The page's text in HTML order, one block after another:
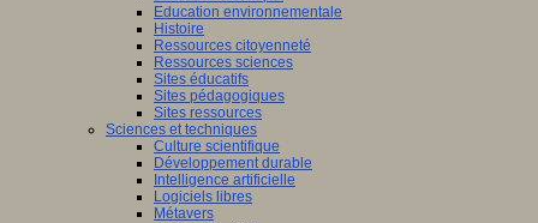
Education environnementale
Histoire
Ressources citoyenneté
Ressources sciences
Sites éducatifs
Sites pédagogiques
Sites ressources
Sciences et techniques
Culture scientifique
Développement durable
Intelligence artificielle
Logiciels libres
Métavers